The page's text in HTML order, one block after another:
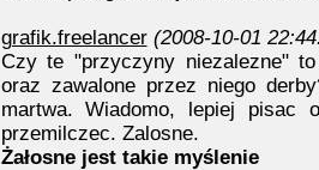
grafik.freelancer (2008-10-01
Czy te "przyczyny niezalezne"
oraz zawalone przez niego
martwa. Wiadomo, lepiej pisac
przemilczec. Zalosne.
Żałosne jest takie myślenie